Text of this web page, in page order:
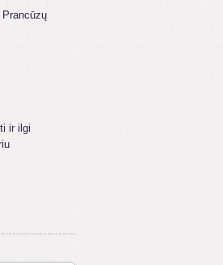
ir ilgi